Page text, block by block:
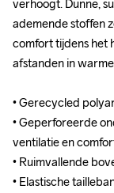
verhoogt. Dunne,
ademende stoffen
comfort tijdens het
afstanden in
• Gerecycled
• Geperforeerde
ventilatie en
• Ruimvallende
• Elastische
verhoogt. Dunne,
ademende stoffen
comfort tijdens het
afstanden in
• Gerecycled
• Geperforeerde
ventilatie en
• Ruimvallende
• Elastische